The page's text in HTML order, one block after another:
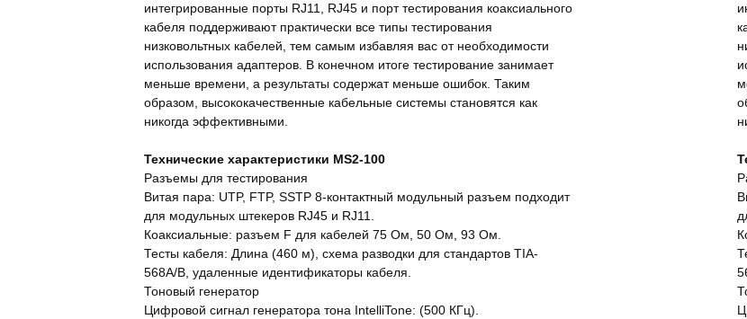
интегрированные порты RJ11, RJ45 и порт тестирования коаксиального
кабеля поддерживают практически все типы тестирования
низковольтных кабелей, тем самым избавляя вас от необходимости
использования адаптеров. В конечном итоге тестирование занимает
меньше времени, а результаты содержат меньше ошибок. Таким
образом, высококачественные кабельные системы становятся как
никогда эффективными.
Технические характеристики MS2-100
Разъемы для тестирования
Витая пара: UTP, FTP, SSTP 8-контактный модульный разъем подходит
для модульных штекеров RJ45 и RJ11.
Коаксиальные: разъем F для кабелей 75 Ом, 50 Ом, 93 Ом.
Тесты кабеля: Длина (460 м), схема разводки для стандартов TIA-
568A/B, удаленные идентификаторы кабеля.
Тоновый генератор
Цифровой сигнал генератора тона IntelliTone: (500 КГц).